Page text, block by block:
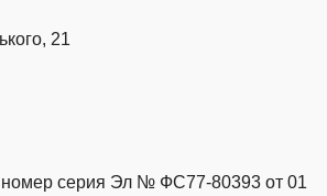
21
номер серия Эл № ФС77-80393 от 01